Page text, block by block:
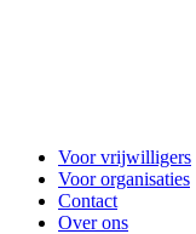
Voor vrijwilligers
Voor organisaties
Contact
Over ons